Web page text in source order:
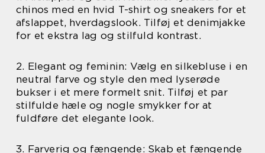
chinos med en hvid T-shirt og sneakers for et
afslappet, hverdagslook. Tilføj et denimjakke
for et ekstra lag og stilfuld kontrast.
2. Elegant og feminin: Vælg en silkebluse i en
neutral farve og style den med lyserøde
bukser i et mere formelt snit. Tilføj et par
stilfulde hæle og nogle smykker for at
fuldføre det elegante look.
3. Farverig og fængende: Skab et fængende